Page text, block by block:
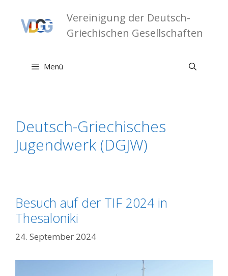
Inhalt
springen
Vereinigung der Deutsch-
Griechischen Gesellschaften
Menü
Deutsch-Griechisches
Jugendwerk (DGJW)
Besuch auf der TIF 2024 in
Thesaloniki
24. September 2024